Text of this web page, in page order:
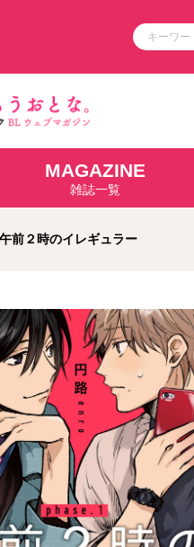
ライトノベル
ルス
ージュノベルス
コミッククリエ
MAGAZINE
雑誌一覧
午前２時のイレギュラー